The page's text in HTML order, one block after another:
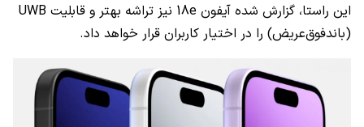
این راستا، گزارش شده آیفون 18e نیز تراشه‌ بهتر و قابلیت UWB
(باندفوق‌عریض) را در اختیار کاربران قرار خواهد داد.